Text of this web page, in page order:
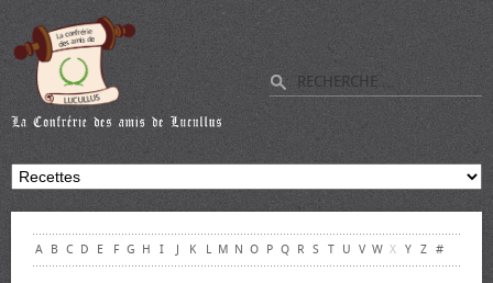
A B C D E F G H I J K L M N O P Q R S T U V W X Y Z #